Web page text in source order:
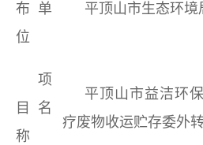
布单
位
平顶山市生态环境
项
目名
称
平顶山市益洁环
疗废物收运贮存委外